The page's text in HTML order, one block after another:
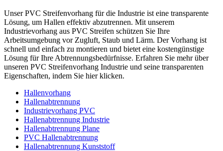
Unser PVC Streifenvorhang für die Industrie ist eine transparente
Lösung, um Hallen effektiv abzutrennen. Mit unserem
Industrievorhang aus PVC Streifen schützen Sie Ihre
Arbeitsumgebung vor Zugluft, Staub und Lärm. Der Vorhang ist
schnell und einfach zu montieren und bietet eine kostengünstige
Lösung für Ihre Abtrennungsbedürfnisse. Erfahren Sie mehr über
unseren PVC Streifenvorhang Industrie und seine transparenten
Eigenschaften, indem Sie hier klicken.
Hallenvorhang
Hallenabtrennung
Industrievorhang PVC
Hallenabtrennung Industrie
Hallenabtrennung Plane
PVC Hallenabtrennung
Hallenabtrennung Kunststoff